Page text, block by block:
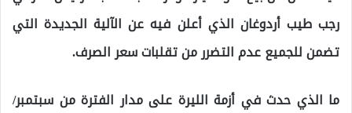
رجب طيب أردوغان الذي أعلن فيه عن الآلية الجديدة التي
تضمن للجميع عدم التضرر من تقلبات سعر الصرف.
ما الذي حدث في أزمة الليرة على مدار الفترة من سبتمبر/